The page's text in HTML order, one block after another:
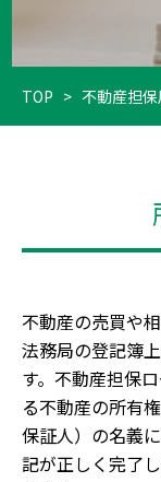
TOP > 不動産担
不動産の売買や
法務局の登記簿
す。不動産担保
る不動産の所有
保証人）の名義
記が正しく完了